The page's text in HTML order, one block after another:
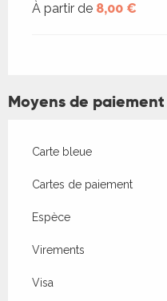
À partir de 8,00 €
Moyens de paiement
Carte bleue
Cartes de paiement
Espèce
Virements
Visa